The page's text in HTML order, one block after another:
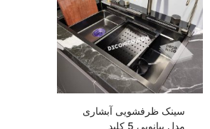
سینک ظرفشویی آبشاری
مدل پیانویی 5 کلید